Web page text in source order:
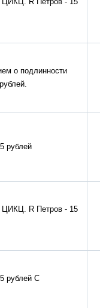
о подлинности
рублей
ЦИКЦ. R Петров - 15
рублей С